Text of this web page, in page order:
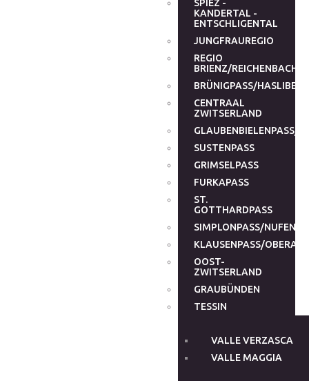
SPIEZ -
KANDERTAL -
ENTSCHLIGENTAL
JUNGFRAUREGIO
REGIO
BRIENZ/
BRÜNIGPASS/HASLIBERG
CENTRAAL
ZWITSERLAND
GLAUBENBIELENPASS/
SUSTENPASS
GRIMSELPASS
FURKAPASS
ST.
GOTTHARDPASS
SIMPLONPASS/
KLAUSENPASS/
OOST-
ZWITSERLAND
GRAUBÜNDEN
TESSIN
VALLE VERZASCA
VALLE MAGGIA